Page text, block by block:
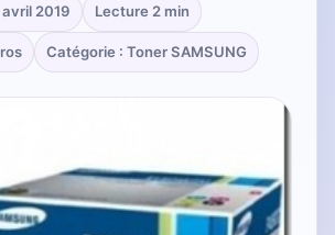
2019 Lecture 2 min
Catégorie : Toner SAMSUNG